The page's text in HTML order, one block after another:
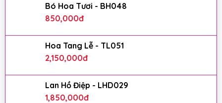
Bó Hoa Tươi - BH048
850,000đ
Hoa Tang Lễ - TL051
2,150,000đ
Lan Hồ Điệp - LHD029
1,850,000đ